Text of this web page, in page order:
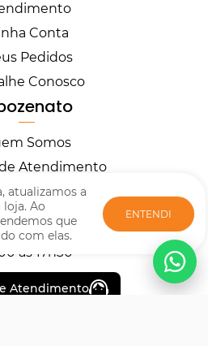
atualizamos a
loja. Ao
que
com elas.
ENTENDI
Conta
Pedidos
Conosco
Somos
Atendimento
à Sexta
às 17h30
Atendimento